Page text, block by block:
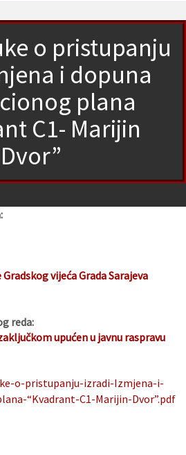
o pristupanju
i dopuna
plana
C1- Marijin
Dvor”
vijeća Grada Sarajeva
reda:
upućen u javnu raspravu
o-pristupanju-izradi-Izmjena-i-
“Kvadrant-C1-Marijin-Dvor”.pdf